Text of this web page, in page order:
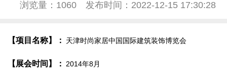
浏览量：1060 发布时间：2022-12-15 17:30:28
【项目名称】： 天津时尚家居中国国际建筑装饰博览会
【展会时间】： 2014年8月